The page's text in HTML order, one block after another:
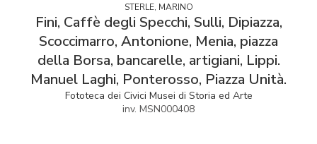
STERLE, MARINO
Fini, Caffè degli Specchi, Sulli, Dipiazza,
Scoccimarro, Antonione, Menia, piazza
della Borsa, bancarelle, artigiani, Lippi.
Manuel Laghi, Ponterosso, Piazza Unità.
Fototeca dei Civici Musei di Storia ed Arte
inv. MSN000408